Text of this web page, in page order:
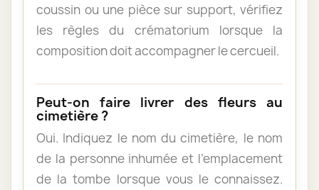
coussin ou une pièce sur support, vérifiez
les règles du crématorium lorsque la
composition doit accompagner le cercueil.
Peut-on faire livrer des fleurs au
cimetière ?
Oui. Indiquez le nom du cimetière, le nom
de la personne inhumée et l’emplacement
de la tombe lorsque vous le connaissez.